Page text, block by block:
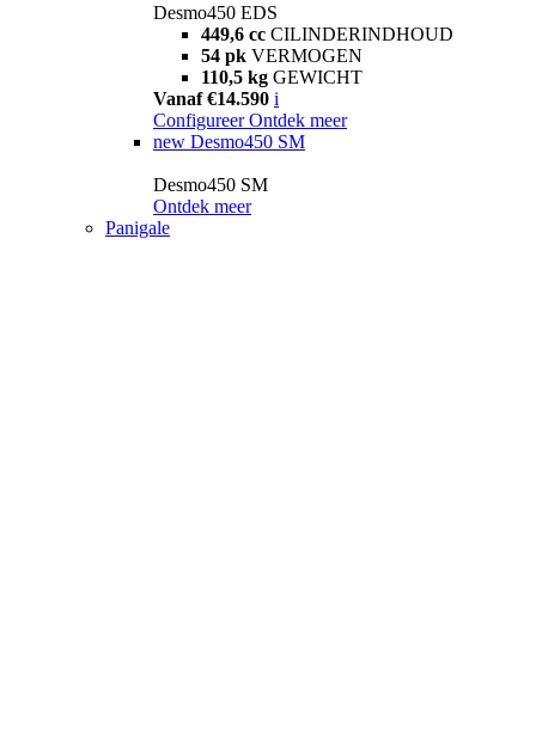
Desmo450 EDS
449,6 cc CILINDERINDHOUD
54 pk VERMOGEN
110,5 kg GEWICHT
Vanaf €14.590 i
Configureer Ontdek meer
new Desmo450 SM
Desmo450 SM
Ontdek meer
Panigale